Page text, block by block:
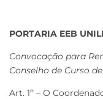
PORTARIA EEB
Convocação para
Conselho de Curso
Art. 1º – O